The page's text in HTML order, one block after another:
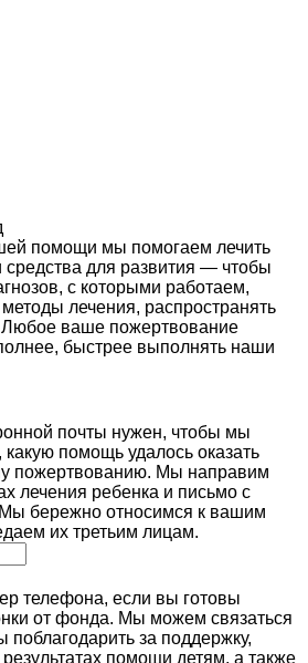
помощи мы помогаем лечить
для развития — чтобы
с которыми работаем,
лечения, распространять
Любое ваше пожертвование
быстрее выполнять наши
почты нужен, чтобы мы
какую помощь удалось оказать
пожертвованию. Мы направим
лечения ребенка и письмо с
бережно относимся к вашим
их третьим лицам.
телефона, если вы готовы
от фонда. Мы можем связаться
поблагодарить за поддержку,
результатах помощи детям, а также